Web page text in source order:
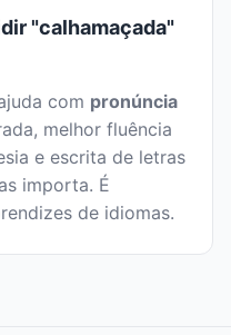
"calhamaçada"
com pronúncia
melhor fluência
e escrita de letras
importa. É
de idiomas.